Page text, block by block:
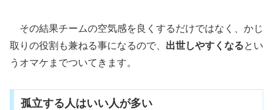
その結果チームの空気感を良くするだけではなく、かじ
取りの役割も兼ねる事になるので、 出世しやすくなるとい
うオマケまでついてきます。
孤立する人はいい人が多い